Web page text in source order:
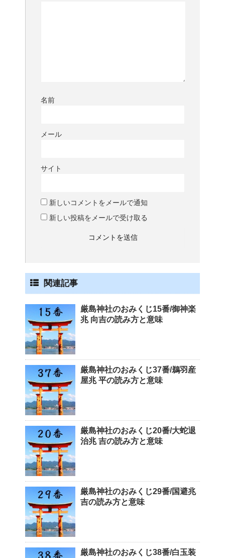
名前
メール
サイト
新しいコメントをメールで通知
新しい投稿をメールで受け取る
関連記事
厳島神社のおみくじ15番/御神楽
兆 向吉の読み方と意味
厳島神社のおみくじ37番/鵜羽産
屋兆 平の読み方と意味
厳島神社のおみくじ20番/大蛇退
治兆 吉の読み方と意味
厳島神社のおみくじ29番/国避兆
吉の読み方と意味
厳島神社のおみくじ38番/白玉装